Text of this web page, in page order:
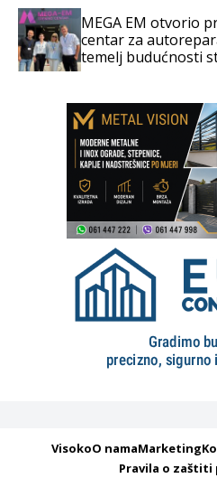
MEGA EM otvorio
centar za
temelj budućnosti
VisokoO namaMarketing
Pravila o